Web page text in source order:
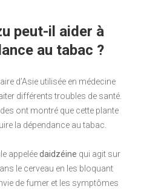
peut-il aider à
au tabac ?
d’Asie utilisée en médecine
différents troubles de santé.
ont montré que cette plante
la dépendance au tabac.
appeléedaidzéine qui agit sur
le cerveau en les bloquant
de fumer et les symptômes